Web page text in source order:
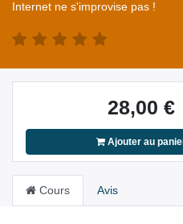
Internet ne s'improvise pas !
28,00 €
Ajouter au
Cours Avis